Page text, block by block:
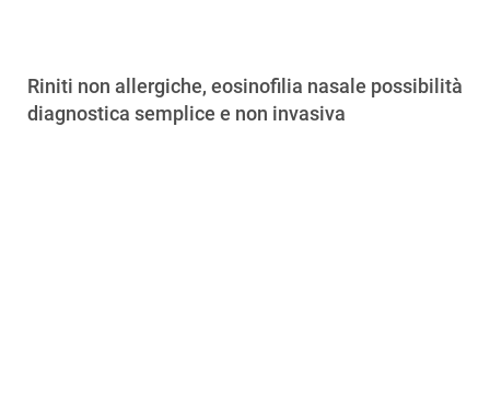
Riniti non allergiche, eosinofilia nasale possibilità
diagnostica semplice e non invasiva